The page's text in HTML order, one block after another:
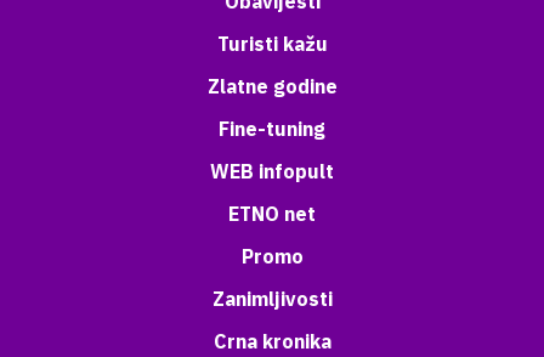
Turisti kažu
Zlatne godine
Fine-tuning
WEB infopult
ETNO net
Promo
Zanimljivosti
Crna kronika